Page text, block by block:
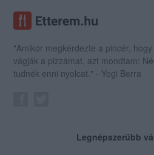
"Amikor megkérdezte a pincér,
vágják a pizzámat, azt mondtam;
tudnék enni nyolcat." - Yogi Berra
Legnépszerűbb